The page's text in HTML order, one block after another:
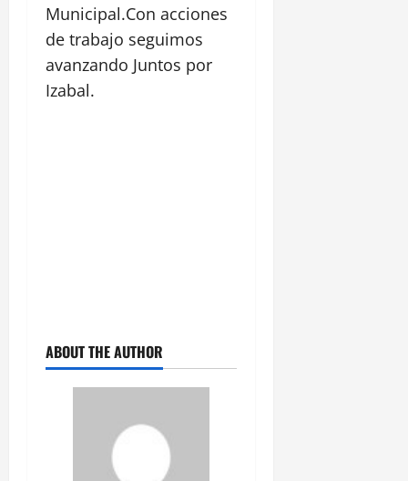
Municipal.Con acciones
de trabajo seguimos
avanzando Juntos por
Izabal.
ABOUT THE AUTHOR